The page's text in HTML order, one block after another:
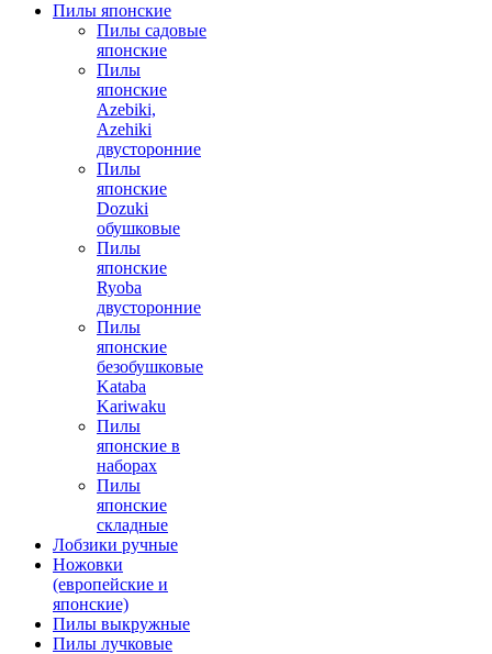
Пилы японские
Пилы садовые
японские
Пилы
японские
Azebiki,
Azehiki
двусторонние
Пилы
японские
Dozuki
обушковые
Пилы
японские
Ryoba
двусторонние
Пилы
японские
безобушковые
Kataba
Kariwaku
Пилы
японские в
наборах
Пилы
японские
складные
Лобзики ручные
Ножовки
(европейские и
японские)
Пилы выкружные
Пилы лучковые